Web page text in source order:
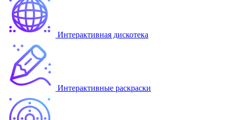
Интерактивная дискотека
Интерактивные раскраски